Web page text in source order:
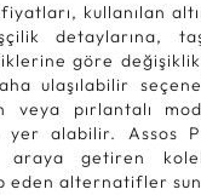
kullanılan
detaylarına,
göre
ulaşılabilir
veya pırlantalı
yer alabilir. Assos
getiren
eden alternatifler